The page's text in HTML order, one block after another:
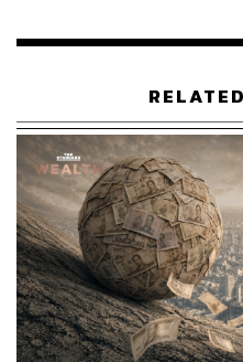
ลงทุนในอุตสาหกรรมแห่งอน
และยานยนต์ไฟฟ้า (EV) ควบ
บริโภคภายในประเทศ ซึ่งคา
ให้เติบโตได้มากกว่า 3% ใน
ขณะที่ภาคการเงินต่างประเ
บัญชีเดินสะพัดที่เกินดุลต่อเนื่อ
ออกที่ฟื้นตัว โดยเฉพาะสินค้
อิเล็กทรอนิกส์ รวมถึงเงินลง
(FDI) ที่มีแนวโน้มไหลเข้าอย่